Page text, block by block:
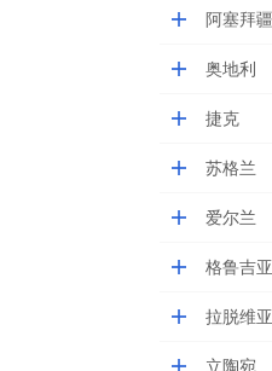
阿塞拜疆
奥地利
捷克
苏格兰
爱尔兰
格鲁吉亚
拉脱维亚
立陶宛